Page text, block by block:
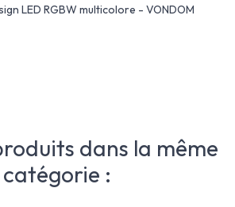
LED RGBW multicolore - VONDOM
dans la même
catégorie :